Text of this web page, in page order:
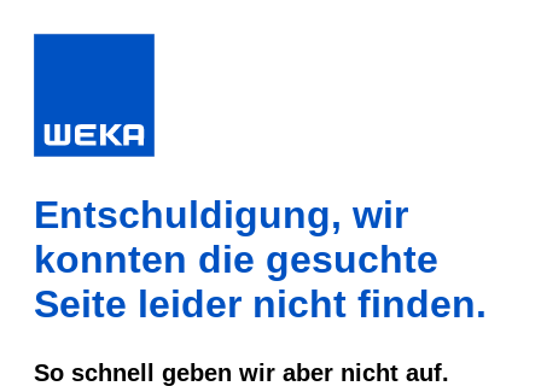
Entschuldigung, wir
konnten die gesuchte
Seite leider nicht finden.
So schnell geben wir aber nicht auf.